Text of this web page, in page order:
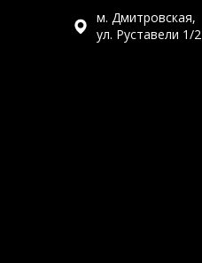
м. Дмитровская,
ул. Руставели 1/2